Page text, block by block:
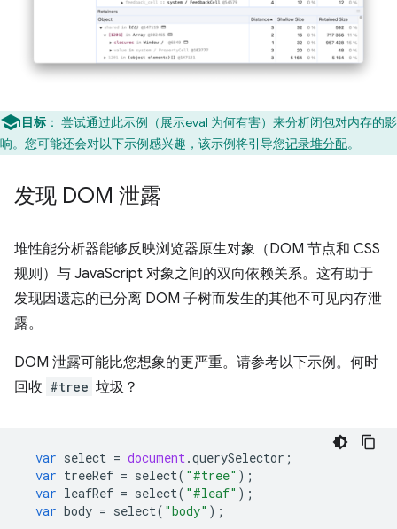
目标 ： 尝试通过此示例（展示eval 为何有害）来分析闭包对内存的影
响。您可能还会对以下示例感兴趣，该示例将引导您记录堆分配。
发现 DOM 泄露
堆性能分析器能够反映浏览器原生对象（DOM 节点和 CSS
规则）与 JavaScript 对象之间的双向依赖关系。这有助于
发现因遗忘的已分离 DOM 子树而发生的其他不可见内存泄
露。
DOM 泄露可能比您想象的更严重。请参考以下示例。何时
回收 #tree 垃圾？
var select = document .querySelector ;
var treeRef = select( "#tree" );
var leafRef = select( "#leaf" );
var body = select( "body" );